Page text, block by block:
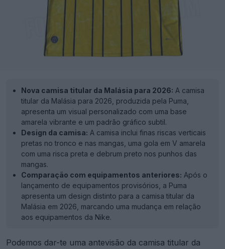
Nova camisa titular da Malásia para 2026: A camisa
titular da Malásia para 2026, produzida pela Puma,
apresenta um visual personalizado com uma base
amarela vibrante e um padrão gráfico subtil.
Design da camisa: A camisa inclui finas riscas verticais
pretas no tronco e nas mangas, uma gola em V amarela
com uma risca preta e debrum preto nos punhos das
mangas.
Comparação com equipamentos anteriores: Após o
lançamento de equipamentos provisórios, a Puma
apresenta um design distinto para a camisa titular da
Malásia em 2026, marcando uma mudança em relação
aos equipamentos da Nike.
Podemos dar-te uma antevisão da camisa titular da